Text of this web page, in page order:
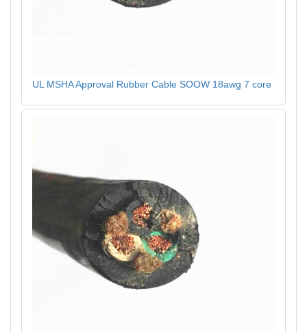
UL MSHA Approval Rubber Cable SOOW 18awg 7 core